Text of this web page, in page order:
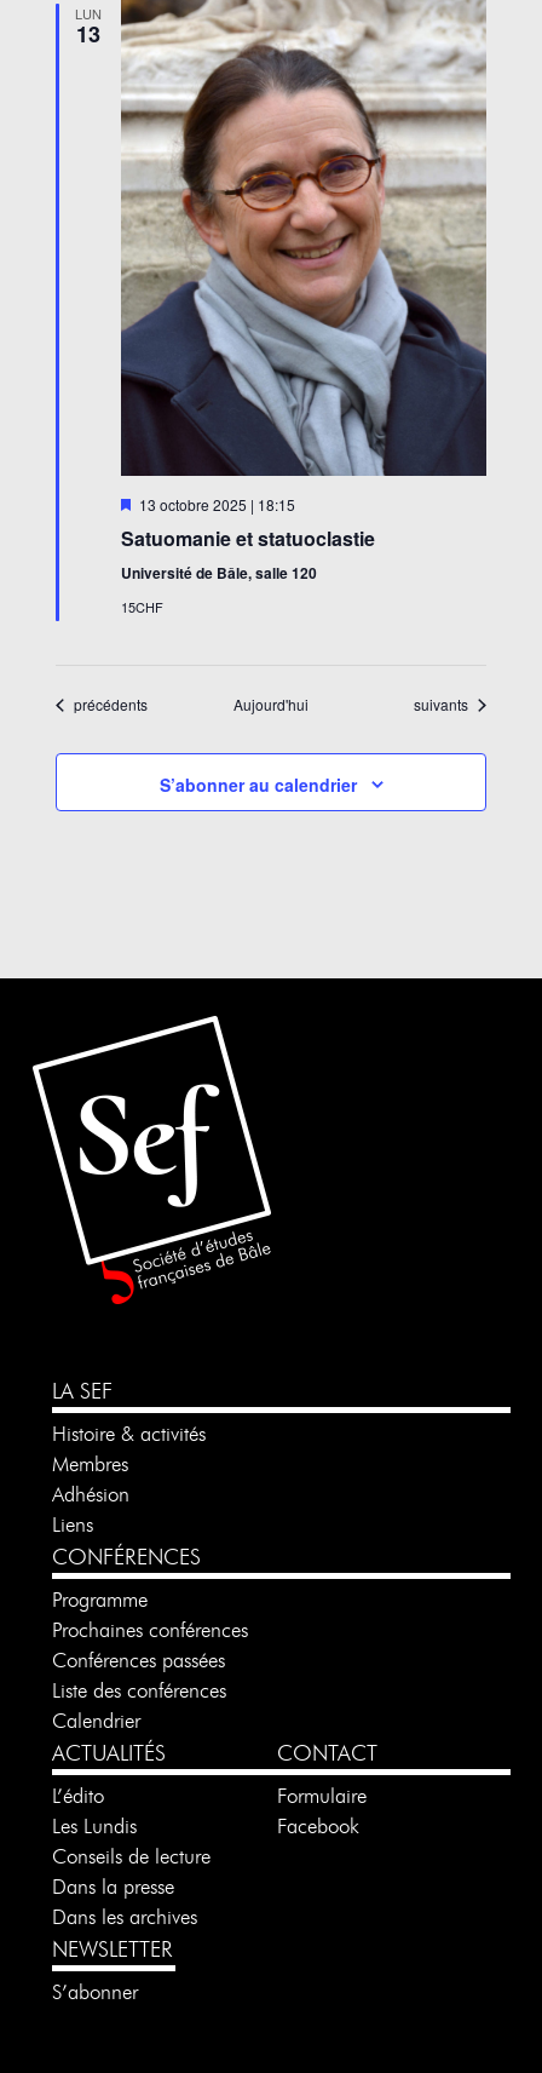
LUN
13
Mis
avant
13 octobre 2025 | 18:15
Satuomanie et statuoclastie
Université de Bâle, salle 120
15CHF
Évènements
précédents Aujourd'hui Évènements
suivants
S’abonner au calendrier
LA SEF
Histoire & activités
Membres
Adhésion
Liens
CONFÉRENCES
Programme
Prochaines conférences
Conférences passées
Liste des conférences
Calendrier
ACTUALITÉS
L’édito
Les Lundis
Conseils de lecture
Dans la presse
Dans les archives
CONTACT
Formulaire
Facebook
NEWSLETTER
S’abonner